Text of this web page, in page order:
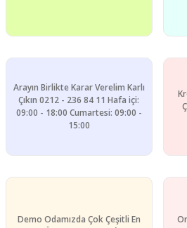
Arayın Birlikte Karar Verelim Karlı
Çıkın 0212 - 236 84 11 Hafa içi:
09:00 - 18:00 Cumartesi: 09:00 -
15:00
Demo Odamızda Çok Çeşitli En